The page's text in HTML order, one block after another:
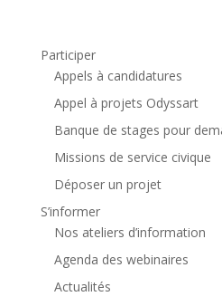
Participer
Appels à candidatures
Appel à projets Odyssart
Banque de stages pour
Missions de service civique
Déposer un projet
S’informer
Nos ateliers d’information
Agenda des webinaires
Actualités